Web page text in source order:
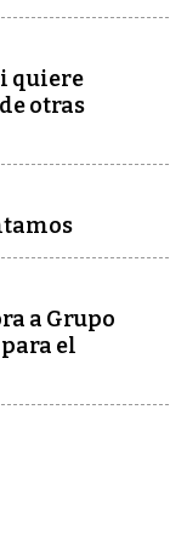
quiere
otras
a Grupo
el